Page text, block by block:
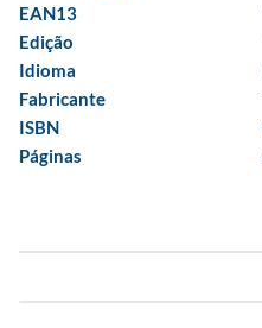
EAN13
Edição
Idioma
Fabricante
ISBN
Páginas